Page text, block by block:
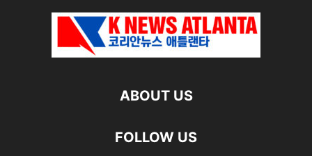
ABOUT US
FOLLOW US